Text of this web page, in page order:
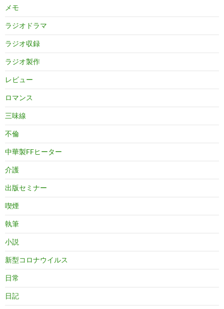
メモ
ラジオドラマ
ラジオ収録
ラジオ製作
レビュー
ロマンス
三味線
不倫
中華製FFヒーター
介護
出版セミナー
喫煙
執筆
小説
新型コロナウイルス
日常
日記